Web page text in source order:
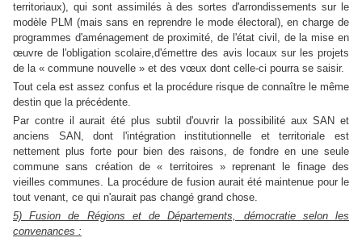
territoriaux), qui sont assimilés à des sortes d'arrondissements sur le
modèle PLM (mais sans en reprendre le mode électoral), en charge de
programmes d'aménagement de proximité, de l'état civil, de la mise en
œuvre de l'obligation scolaire,d'émettre des avis locaux sur les projets
de la « commune nouvelle » et des vœux dont celle-ci pourra se saisir.
Tout cela est assez confus et la procédure risque de connaître le même
destin que la précédente.
Par contre il aurait été plus subtil d'ouvrir la possibilité aux SAN et
anciens SAN, dont l'intégration institutionnelle et territoriale est
nettement plus forte pour bien des raisons, de fondre en une seule
commune sans création de « territoires » reprenant le finage des
vieilles communes. La procédure de fusion aurait été maintenue pour le
tout venant, ce qui n'aurait pas changé grand chose.
5) Fusion de Régions et de Départements, démocratie selon les
convenances :